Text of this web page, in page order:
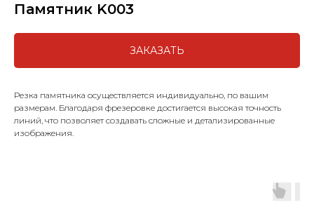
Памятник K003
ЗАКАЗАТЬ
Резка памятника осуществляется индивидуально, по вашим
размерам. Благодаря фрезеровке достигается высокая точность
линий, что позволяет создавать сложные и детализированные
изображения.